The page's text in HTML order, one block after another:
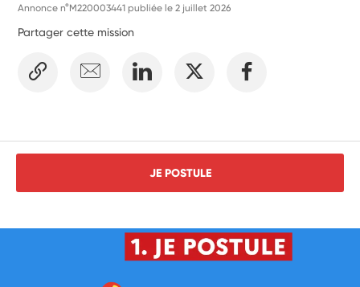
Annonce n°M220003441 publiée le2 juillet 2026
Partager cette mission
JE POSTULE